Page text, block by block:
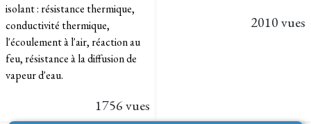
isolant : résistance thermique,
conductivité thermique,
l'écoulement à l'air, réaction au
feu, résistance à la diffusion de
vapeur d'eau.
1756 vues
2010 vues